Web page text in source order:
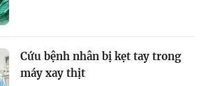
Cứu bệnh nhân bị kẹt tay trong
máy xay thịt